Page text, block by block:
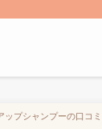
プシャンプーの口コ